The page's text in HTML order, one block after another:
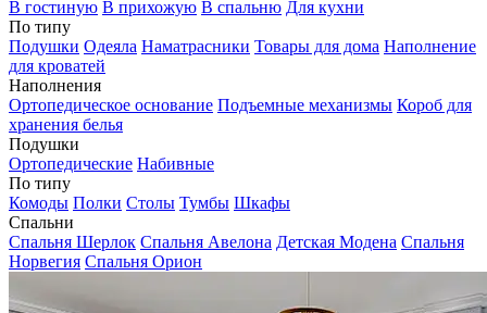
В гостиную В прихожую В спальню Для кухни
По типу
Подушки Одеяла Наматрасники Товары для дома Наполнение
для кроватей
Наполнения
Ортопедическое основание Подъемные механизмы Короб для
хранения белья
Подушки
Ортопедические Набивные
По типу
Комоды Полки Столы Тумбы Шкафы
Спальни
Спальня Шерлок Спальня Авелона Детская Модена Спальня
Норвегия Спальня Орион